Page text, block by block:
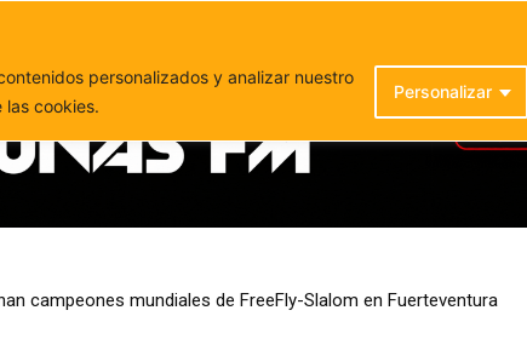
personalizados y analizar nuestro
las cookies.
Personalizar
de hasta 11.000 euros para mejorar su eficiencia energética